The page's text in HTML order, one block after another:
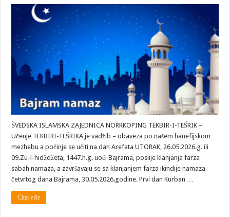
BAJRAM
NAMAZA
ŠVEDSKA ISLAMSKA ZAJEDNICA NORRKÖPING TEKBIR-I-TEŠRIK –
Učenje TEKBIRI-TEŠRIKA je vadžib – obaveza po našem hanefijskom
mezhebu a počinje se učiti na dan Arefata UTORAK, 26.05.2026.g. ili
09.Zu-l-hidždžeta, 1447.h.g. uoći Bajrama, poslije klanjanja farza
sabah namaza, a završavaju se sa klanjanjem farza ikindije namaza
četvrtog dana Bajrama, 30.05.2026.godine. Prvi dan Kurban …
Čitaj više